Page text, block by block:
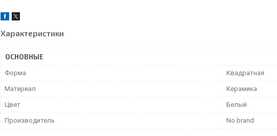
Характеристики
ОСНОВНЫЕ
Форма Квадратная
Материал Керамика
Цвет Белый
Производитель No brand